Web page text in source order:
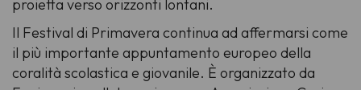
proietta verso orizzonti lontani.
Il Festival di Primavera continua ad affermarsi come
il più importante appuntamento europeo della
coralità scolastica e giovanile. È organizzato da